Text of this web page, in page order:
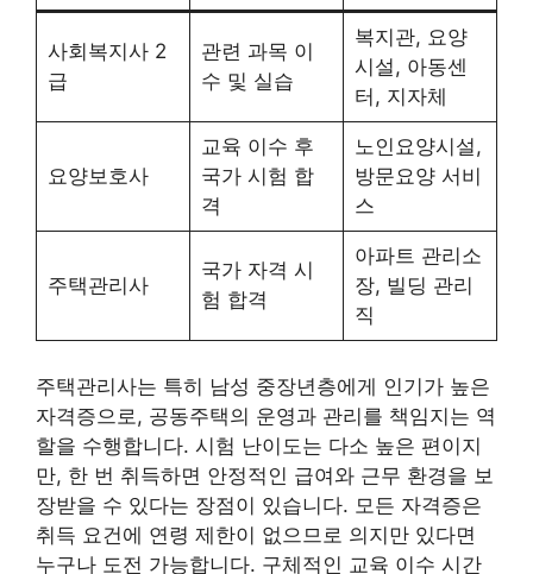
사회복지사 2
급
관련 과목 이
수 및 실습
복지관, 요양
시설, 아동센
터, 지자체
요양보호사
교육 이수 후
국가 시험 합
격
노인요양시설,
방문요양 서비
스
주택관리사
국가 자격 시
험 합격
아파트 관리소
장, 빌딩 관리
직
주택관리사는 특히 남성 중장년층에게 인기가 높은
자격증으로, 공동주택의 운영과 관리를 책임지는 역
할을 수행합니다. 시험 난이도는 다소 높은 편이지
만, 한 번 취득하면 안정적인 급여와 근무 환경을 보
장받을 수 있다는 장점이 있습니다. 모든 자격증은
취득 요건에 연령 제한이 없으므로 의지만 있다면
누구나 도전 가능합니다. 구체적인 교육 이수 시간